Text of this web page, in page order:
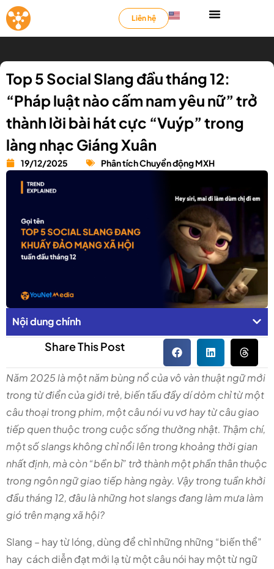
Liên hệ
Top 5 Social Slang đầu tháng 12:
“Pháp luật nào cấm nam yêu nữ” trở
thành lời bài hát cực “Vuýp” trong
làng nhạc Giáng Xuân
19/12/2025 Phân tích Chuyển động MXH
Nội dung chính
Share This Post
Năm 2025 là một năm bùng nổ của vô vàn thuật ngữ mới
trong từ điển của giới trẻ, biến tấu đầy dí dỏm chỉ từ một
câu thoại trong phim, một câu nói vu vơ hay từ câu giao
tiếp quen thuộc trong cuộc sống thường nhật. Thậm chí,
một số slangs không chỉ nổi lên trong khoảng thời gian
nhất định, mà còn “bền bỉ” trở thành một phần thân thuộc
trong ngôn ngữ giao tiếp hàng ngày. Vậy trong tuần khởi
đầu tháng 12, đâu là những hot slangs đang làm mưa làm
gió trên mạng xã hội?
Slang – hay từ lóng, dùng để chỉ những những “biến thể”
hay cách diễn đạt mới lạ từ một câu nói hay một từ ngữ